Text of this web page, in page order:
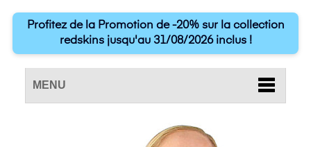
Profitez de la Promotion de -20% sur la collection
redskins jusqu'au 31/08/2026 inclus !
MENU